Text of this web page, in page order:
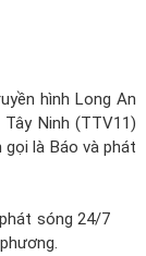
hình Long An
Ninh (TTV11)
là Báo và phát
sóng 24/7